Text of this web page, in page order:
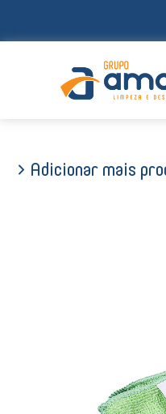
> Adicionar mais